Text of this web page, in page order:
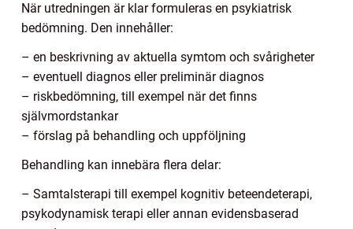
När utredningen är klar formuleras en psykiatrisk
bedömning. Den innehåller:
– en beskrivning av aktuella symtom och svårigheter
– eventuell diagnos eller preliminär diagnos
– riskbedömning, till exempel när det finns
självmordstankar
– förslag på behandling och uppföljning
Behandling kan innebära flera delar:
– Samtalsterapi till exempel kognitiv beteendeterapi,
psykodynamisk terapi eller annan evidensbaserad